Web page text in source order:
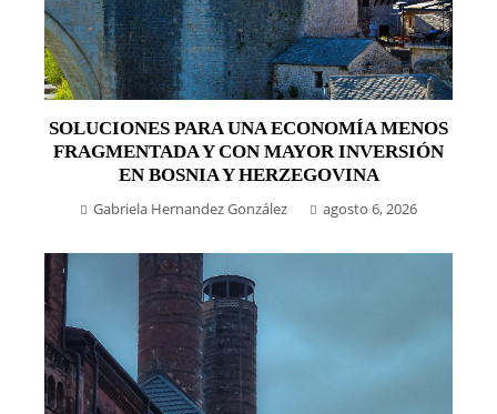
SOLUCIONES PARA UNA ECONOMÍA MENOS
FRAGMENTADA Y CON MAYOR INVERSIÓN
EN BOSNIA Y HERZEGOVINA
Gabriela Hernandez González agosto 6, 2026